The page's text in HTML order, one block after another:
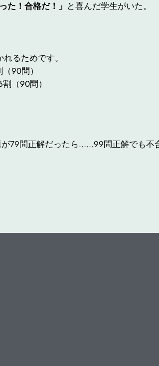
た！合格だ！」 と喜んだ学生がいた。
るためです。
90問）
（90問）
79問正解だったら……99問正解でも不